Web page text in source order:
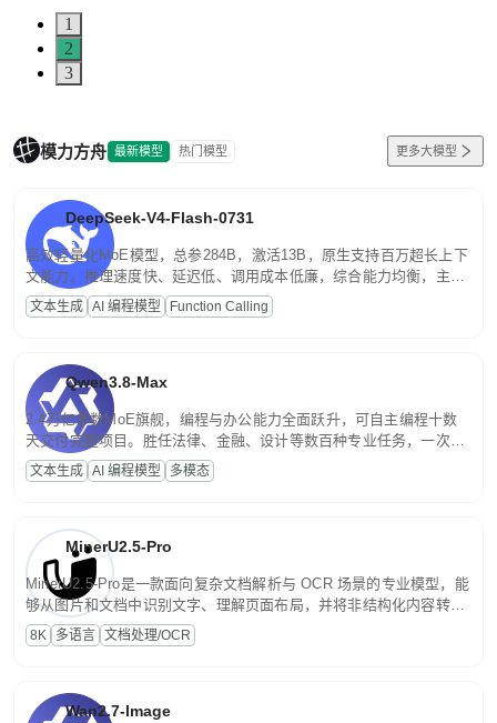
1
2
3
模力方舟 最新模型 热门模型 更多大模型
DeepSeek-V4-Flash-0731
高效轻量化MoE模型，总参284B，激活13B，原生支持百万超长上下
文能力。推理速度快、延迟低、调用成本低廉，综合能力均衡，主打
高并发、轻量化任务，适合日常对话、内容创作、基础 RAG、批量
文案处理等普惠刚需场景。
文本生成 AI 编程模型 Function Calling
Qwen3.8-Max
2.4万亿参数MoE旗舰，编程与办公能力全面跃升，可自主编程十数
天交付完整项目。胜任法律、金融、设计等数百种专业任务，一次对
话端到端交付生产级成果。原生视觉理解贯穿规划、执行与验证全流
程，支持超长文档与长视频的深度语义解析。长程任务中自主规划与
文本生成 AI 编程模型 多模态
MinerU2.5-Pro
MinerU2.5-Pro是一款面向复杂文档解析与 OCR 场景的专业模型，能
够从图片和文档中识别文字、理解页面布局，并将非结构化内容转换
为便于存储、检索和二次处理的结构化结果。
8K 多语言 文档处理/OCR
Wan2.7-Image